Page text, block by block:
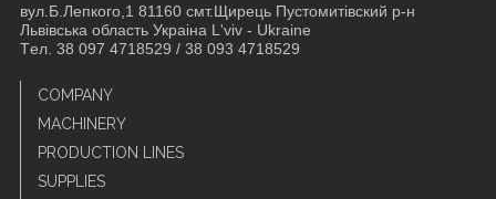
вул.Б.Лепкого,1 81160 смт.Щирець Пустомитівский р-н
Львівська область Украіна L'viv - Ukraine
Tел. 38 097 4718529 / 38 093 4718529
COMPANY
MACHINERY
PRODUCTION LINES
SUPPLIES